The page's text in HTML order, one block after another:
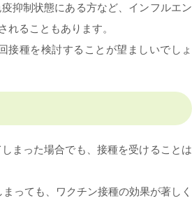
抑制状態にある方など、インフルエン
ることもあります。
接種を検討することが望ましいでしょ
まった場合でも、接種を受けることは
っても、ワクチン接種の効果が著しく